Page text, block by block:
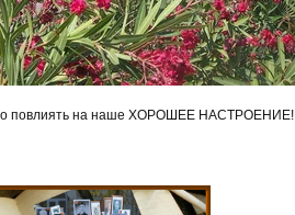
повлиять на наше ХОРОШЕЕ НАСТРОЕНИЕ!